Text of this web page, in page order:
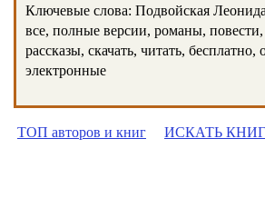
Ключевые слова: Подвойская
все, полные версии, романы, повести,
рассказы, скачать, читать, бесплатно,
электронные
ТОП авторов и книг ИСКАТЬ